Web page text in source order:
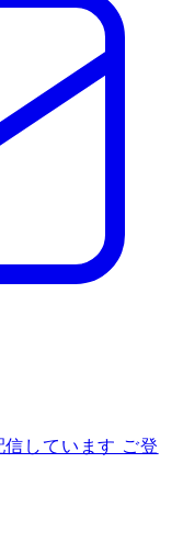
しています ご登